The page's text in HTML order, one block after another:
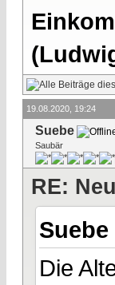
19.08.2020, 19:24
Suebe
Saubär
RE:
Die